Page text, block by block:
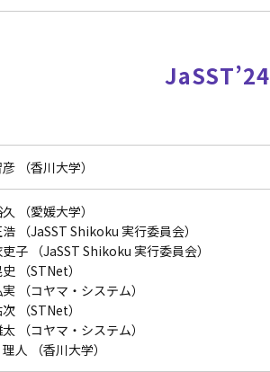
JaSST’24
（香川大学）
（愛媛大学）
（JaSST Shikoku 実行委員会）
子 （JaSST Shikoku 実行委員会）
（STNet）
（コヤマ・システム）
（STNet）
（コヤマ・システム）
人 （香川大学）